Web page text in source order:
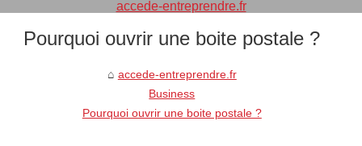
Pourquoi ouvrir une boite postale ?
accede-entreprendre.fr
Business
Pourquoi ouvrir une boite postale ?
accede-entreprendre.fr